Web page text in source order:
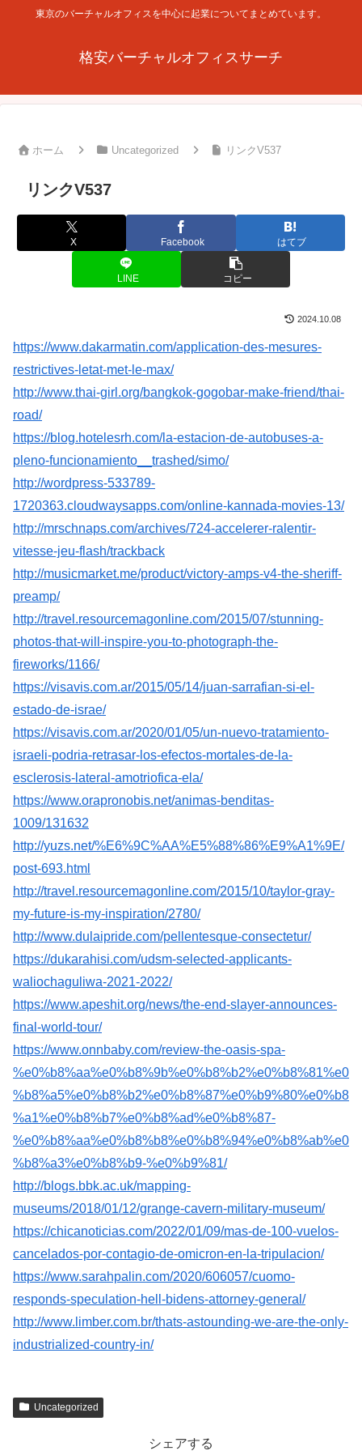
東京のバーチャルオフィスを中心に起業についてまとめています。
格安バーチャルオフィスサーチ
ホーム Uncategorized リンクV537
リンクV537
X Facebook はてブ
LINE コピー
2024.10.08
https://www.dakarmatin.com/application-des-mesures-
restrictives-letat-met-le-max/
http://www.thai-girl.org/bangkok-gogobar-make-friend/thai-
road/
https://blog.hotelesrh.com/la-estacion-de-autobuses-a-
pleno-funcionamiento__trashed/simo/
http://wordpress-533789-
1720363.cloudwaysapps.com/online-kannada-movies-13/
http://mrschnaps.com/archives/724-accelerer-ralentir-
vitesse-jeu-flash/trackback
http://musicmarket.me/product/victory-amps-v4-the-sheriff-
preamp/
http://travel.resourcemagonline.com/2015/07/stunning-
photos-that-will-inspire-you-to-photograph-the-
fireworks/1166/
https://visavis.com.ar/2015/05/14/juan-sarrafian-si-el-
estado-de-israe/
https://visavis.com.ar/2020/01/05/un-nuevo-tratamiento-
israeli-podria-retrasar-los-efectos-mortales-de-la-
esclerosis-lateral-amotriofica-ela/
https://www.orapronobis.net/animas-benditas-
1009/131632
http://yuzs.net/%E6%9C%AA%E5%88%86%E9%A1%9E/
post-693.html
http://travel.resourcemagonline.com/2015/10/taylor-gray-
my-future-is-my-inspiration/2780/
http://www.dulaipride.com/pellentesque-consectetur/
https://dukarahisi.com/udsm-selected-applicants-
waliochaguliwa-2021-2022/
https://www.apeshit.org/news/the-end-slayer-announces-
final-world-tour/
https://www.onnbaby.com/review-the-oasis-spa-
%e0%b8%aa%e0%b8%9b%e0%b8%b2%e0%b8%81%e0
%b8%a5%e0%b8%b2%e0%b8%87%e0%b9%80%e0%b8
%a1%e0%b8%b7%e0%b8%ad%e0%b8%87-
%e0%b8%aa%e0%b8%b8%e0%b8%94%e0%b8%ab%e0
%b8%a3%e0%b8%b9-%e0%b9%81/
http://blogs.bbk.ac.uk/mapping-
museums/2018/01/12/grange-cavern-military-museum/
https://chicanoticias.com/2022/01/09/mas-de-100-vuelos-
cancelados-por-contagio-de-omicron-en-la-tripulacion/
https://www.sarahpalin.com/2020/606057/cuomo-
responds-speculation-hell-bidens-attorney-general/
http://www.limber.com.br/thats-astounding-we-are-the-only-
industrialized-country-in/
Uncategorized
シェアする